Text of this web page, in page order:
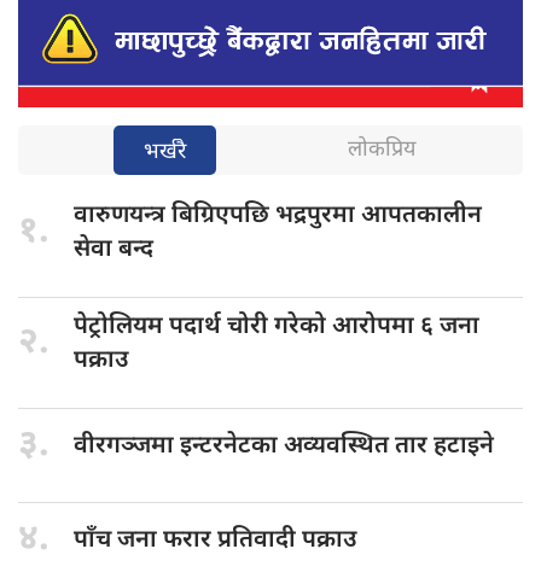
भर्खरै लोकप्रिय
१. वारुणयन्त्र बिग्रिएपछि भद्रपुरमा आपतकालीन
सेवा बन्द
२. पेट्रोलियम पदार्थचोरी गरेको आरोपमा ६ जना
पक्राउ
३. वीरगञ्जमा इन्टरनेटकाअव्यवस्थित तार हटाइने
४. पाँच जनाफरार प्रतिवादी पक्राउ